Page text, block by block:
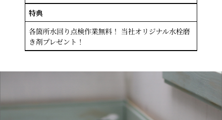
特典
各箇所水回り点検作業無料！ 当社オリジナル水栓磨
き剤プレゼント！